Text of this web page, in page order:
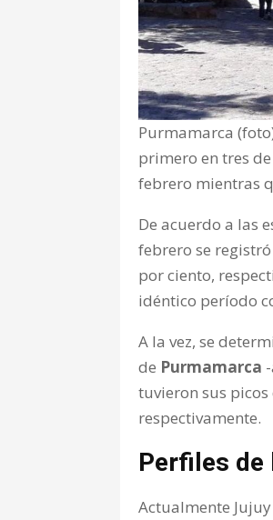
Purmamarca
primero en tres
febrero mientras
De acuerdo a las
febrero se
por ciento,
idéntico período
A la vez, se
de Purmamarca
tuvieron sus
respectivamente.
Perfiles
Actualmente